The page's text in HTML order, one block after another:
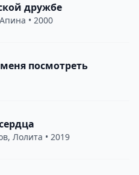
дружбе
• 2000
посмотреть
, Лолита • 2019